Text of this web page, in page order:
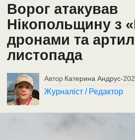
Ворог атакував
Нікопольщину з
дронами та
листопада
Автор Катерина Андрус-
Журналіст / Редактор